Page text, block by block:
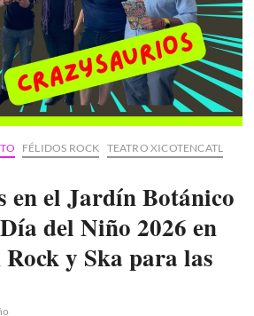
FÉLIDOS ROCK TEATRO XICOTENCATL
en el Jardín Botánico
del Niño 2026 en
y Ska para las